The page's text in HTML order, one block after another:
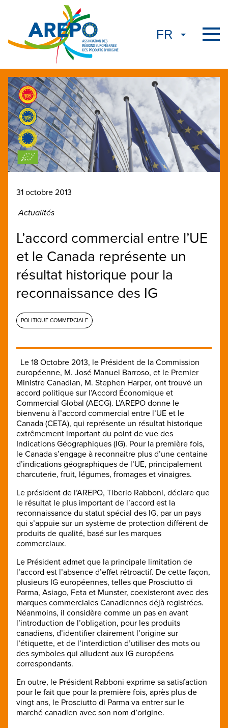
31 octobre 2013
Actualités
L’accord commercial entre l’UE
et le Canada représente un
résultat historique pour la
reconnaissance des IG
POLITIQUE COMMERCIALE
Le 18 Octobre 2013, le Président de la Commission
européenne, M. José Manuel Barroso, et le Premier
Ministre Canadian, M. Stephen Harper, ont trouvé un
accord politique sur l’Accord Économique et
Commercial Global (AECG). L’AREPO donne le
bienvenu à l’accord commercial entre l’UE et le
Canada (CETA), qui représente un résultat historique
extrêmement important du point de vue des
Indications Géographiques (IG). Pour la première fois,
le Canada s’engage à reconnaitre plus d’une centaine
d’indications géographiques de l’UE, principalement
charcuterie, fruit, légumes, fromages et vinaigres.
Le président de l’AREPO, Tiberio Rabboni, déclare que
le résultat le plus important de l’accord est la
reconnaissance du statut spécial des IG, par un pays
qui s’appuie sur un système de protection différent de
produits de qualité, basé sur les marques
commerciaux.
Le Président admet que la principale limitation de
l’accord est l’absence d’effet rétroactif. De cette façon,
plusieurs IG européennes, telles que Prosciutto di
Parma, Asiago, Feta et Munster, coexisteront avec des
marques commerciales Canadiennes déjà registrées.
Néanmoins, il considère comme un pas en avant
l’introduction de l’obligation, pour les produits
canadiens, d’identifier clairement l’origine sur
l’étiquette, et de l’interdiction d’utiliser des mots ou
des symboles qui alludent aux IG européens
correspondants.
En outre, le Président Rabboni exprime sa satisfaction
pour le fait que pour la première fois, après plus de
vingt ans, le Prosciutto di Parma va entrer sur le
marché canadien avec son nom d’origine.